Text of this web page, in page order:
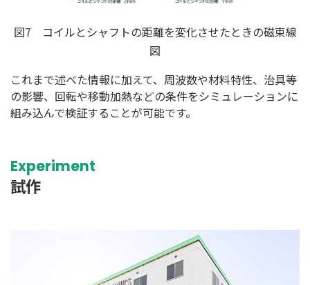
図7 コイルとシャフトの距離を変化させたときの磁束線
図
これまで述べた情報に加えて、周波数や材料特性、治具等
の影響、回転や移動加熱などの条件をシミュレーションに
組み込んで検証することが可能です。
Experiment
試作